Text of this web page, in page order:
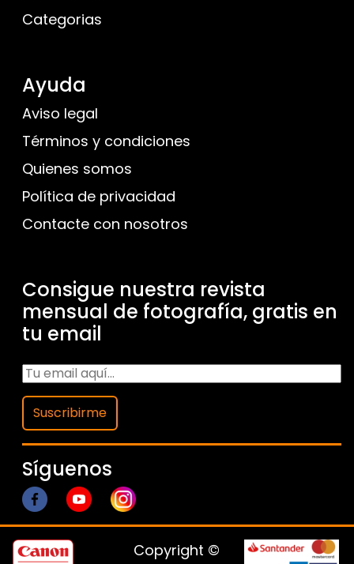
Categorias
Ayuda
Aviso legal
Términos y condiciones
Quienes somos
Política de privacidad
Contacte con nosotros
Consigue nuestra revista
mensual de fotografía, gratis en
tu email
Suscribirme
Síguenos
Copyright ©